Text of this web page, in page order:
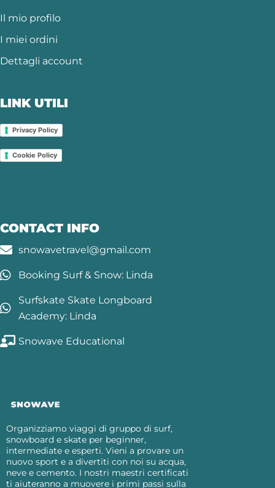
Il mio profilo
I miei ordini
Dettagli account
LINK UTILI
Privacy Policy
Cookie Policy
CONTACT INFO
snowavetravel@gmail.com
Booking Surf & Snow: Linda
Surfskate Skate Longboard
Academy: Linda
Snowave Educational
Organizziamo viaggi di gruppo di surf,
snowboard e skate per beginner,
intermediate e esperti. Vieni a provare un
nuovo sport e a divertiti con noi su acqua,
neve e cemento. I nostri maestri certificati
ti aiuteranno a muovere i primi passi sulla